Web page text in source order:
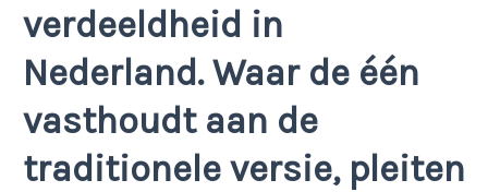
verdeeldheid in
Nederland. Waar de één
vasthoudt aan de
traditionele versie, pleiten